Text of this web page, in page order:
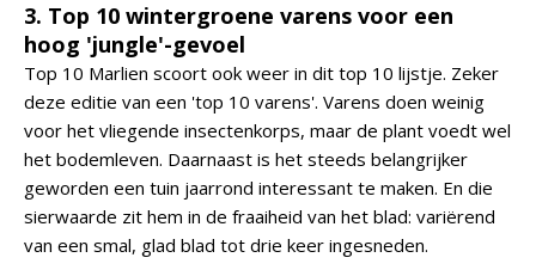
3. Top 10 wintergroene varens voor een
hoog 'jungle'-gevoel
Top 10 Marlien scoort ook weer in dit top 10 lijstje. Zeker
deze editie van een 'top 10 varens'. Varens doen weinig
voor het vliegende insectenkorps, maar de plant voedt wel
het bodemleven. Daarnaast is het steeds belangrijker
geworden een tuin jaarrond interessant te maken. En die
sierwaarde zit hem in de fraaiheid van het blad: variërend
van een smal, glad blad tot drie keer ingesneden.